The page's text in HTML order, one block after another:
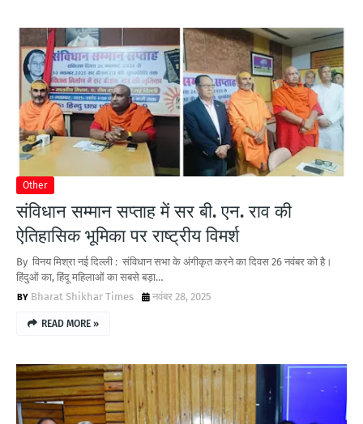
Other
संविधान सम्मान सप्ताह में सर बी. एन. राव की
ऐतिहासिक भूमिका पर राष्ट्रीय विमर्श
By विनय मिश्रा नई दिल्ली : संविधान सभा के अंगीकृत करने का दिवस 26 नवंबर को है।
हिंदुओं का, हिंदू महिलाओं का सबसे बड़ा…
Bharat Shikhar Times
नवंबर 28, 2025
READ MORE »